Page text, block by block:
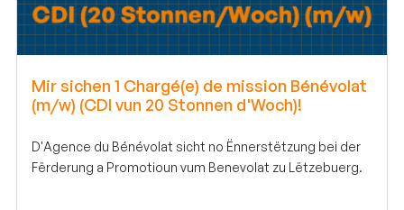
Mir sichen 1 Chargé(e) de mission Bénévolat
(m/w) (CDI vun 20 Stonnen d'Woch)!
D'Agence du Bénévolat sicht no Ënnerstëtzung bei der
Fërderung a Promotioun vum Benevolat zu Lëtzebuerg.